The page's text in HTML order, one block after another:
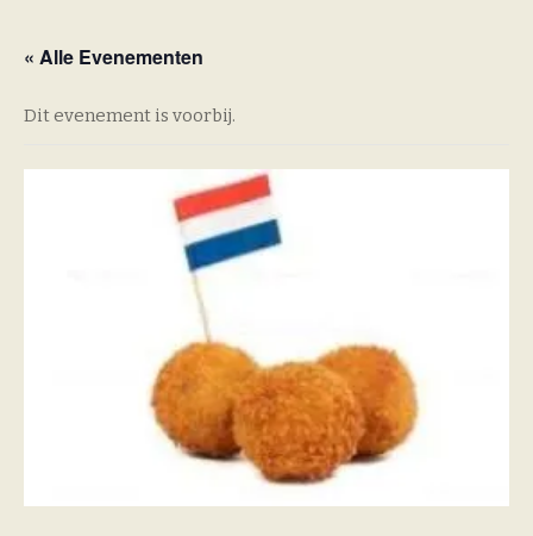
« Alle Evenementen
Dit evenement is voorbij.